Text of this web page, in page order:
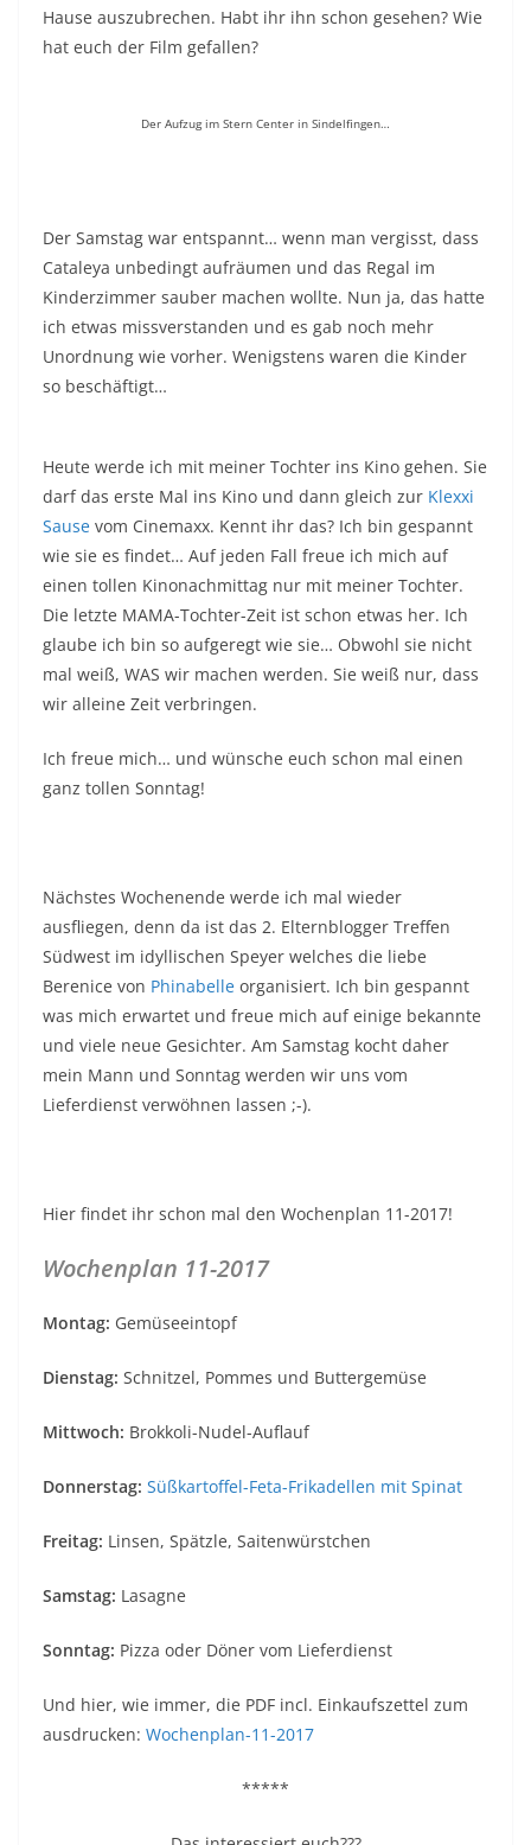
Hause auszubrechen. Habt ihr ihn schon gesehen? Wie
hat euch der Film gefallen?
Der Aufzug im Stern Center in Sindelfingen…
Der Samstag war entspannt… wenn man vergisst, dass
Cataleya unbedingt aufräumen und das Regal im
Kinderzimmer sauber machen wollte. Nun ja, das hatte
ich etwas missverstanden und es gab noch mehr
Unordnung wie vorher. Wenigstens waren die Kinder
so beschäftigt…
Heute werde ich mit meiner Tochter ins Kino gehen. Sie
darf das erste Mal ins Kino und dann gleich zur Klexxi
Sause vom Cinemaxx. Kennt ihr das? Ich bin gespannt
wie sie es findet… Auf jeden Fall freue ich mich auf
einen tollen Kinonachmittag nur mit meiner Tochter.
Die letzte MAMA-Tochter-Zeit ist schon etwas her. Ich
glaube ich bin so aufgeregt wie sie… Obwohl sie nicht
mal weiß, WAS wir machen werden. Sie weiß nur, dass
wir alleine Zeit verbringen.
Ich freue mich… und wünsche euch schon mal einen
ganz tollen Sonntag!
Nächstes Wochenende werde ich mal wieder
ausfliegen, denn da ist das 2. Elternblogger Treffen
Südwest im idyllischen Speyer welches die liebe
Berenice von Phinabelle organisiert. Ich bin gespannt
was mich erwartet und freue mich auf einige bekannte
und viele neue Gesichter. Am Samstag kocht daher
mein Mann und Sonntag werden wir uns vom
Lieferdienst verwöhnen lassen ;-).
Hier findet ihr schon mal den Wochenplan 11-2017!
Wochenplan 11-2017
Montag: Gemüseeintopf
Dienstag: Schnitzel, Pommes und Buttergemüse
Mittwoch: Brokkoli-Nudel-Auflauf
Donnerstag: Süßkartoffel-Feta-Frikadellen mit Spinat
Freitag: Linsen, Spätzle, Saitenwürstchen
Samstag: Lasagne
Sonntag: Pizza oder Döner vom Lieferdienst
Und hier, wie immer, die PDF incl. Einkaufszettel zum
ausdrucken: Wochenplan-11-2017
*****